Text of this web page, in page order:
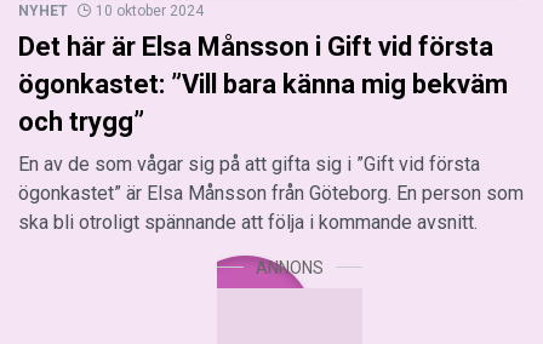
NYHET 10 oktober 2024
Det här är Elsa Månsson i Gift vid första
ögonkastet: ”Vill bara känna mig bekväm
och trygg”
En av de som vågar sig på att gifta sig i ”Gift vid första
ögonkastet” är Elsa Månsson från Göteborg. En person som
ska bli otroligt spännande att följa i kommande avsnitt.
ANNONS